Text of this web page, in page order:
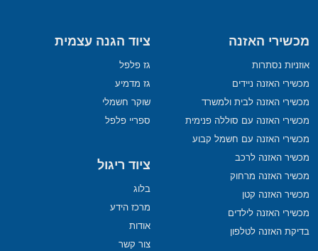
מכשירי האזנה
אוזניות נסתרות
מכשירי האזנה ניידים
מכשירי האזנה לבית ולמשרד
מכשירי האזנה עם סוללה פנימית
מכשירי האזנה עם חשמל קבוע
מכשיר האזנה לרכב
מכשיר האזנה מרחוק
מכשיר האזנה קטן
מכשירי האזנה לילדים
בדיקת האזנה לטלפון
ציוד הגנה עצמית
גז פלפל
גז מדמיע
שוקר חשמלי
ספריי פלפל
ציוד ריגול
בלוג
מרכז הידע
אודות
צור קשר